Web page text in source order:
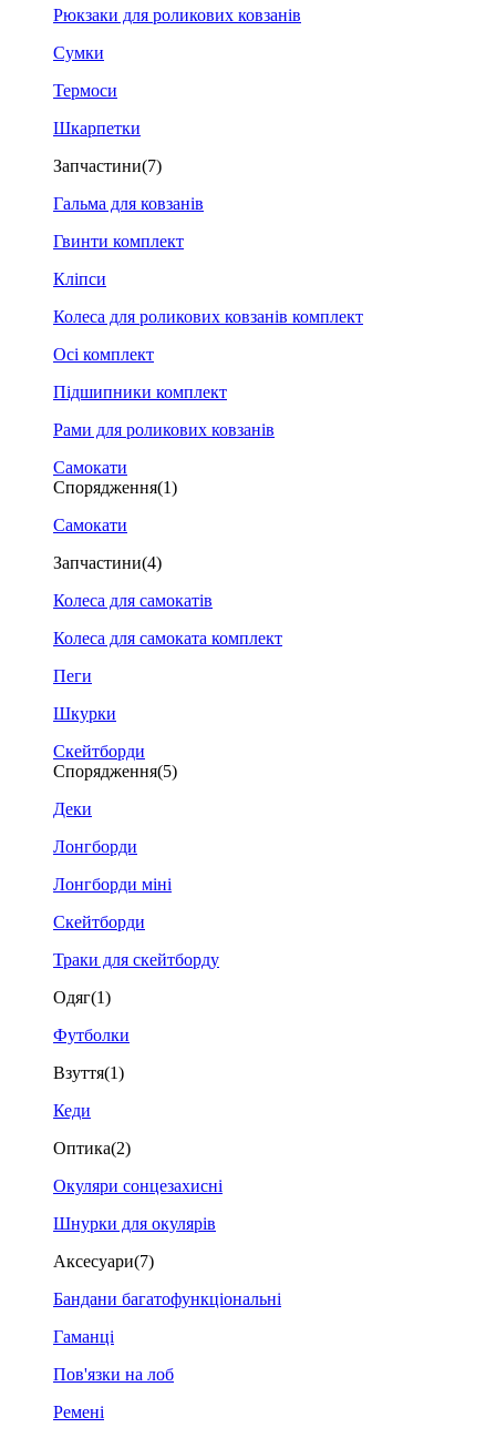
Рюкзаки для роликових ковзанів
Сумки
Термоси
Шкарпетки
Запчастини(7)
Гальма для ковзанів
Гвинти комплект
Кліпси
Колеса для роликових ковзанів комплект
Осі комплект
Підшипники комплект
Рами для роликових ковзанів
Самокати
Спорядження(1)
Самокати
Запчастини(4)
Колеса для самокатів
Колеса для самоката комплект
Пеги
Шкурки
Скейтборди
Спорядження(5)
Деки
Лонгборди
Лонгборди міні
Скейтборди
Траки для скейтборду
Одяг(1)
Футболки
Взуття(1)
Кеди
Оптика(2)
Окуляри сонцезахисні
Шнурки для окулярів
Аксесуари(7)
Бандани багатофункціональні
Гаманці
Пов'язки на лоб
Ремені